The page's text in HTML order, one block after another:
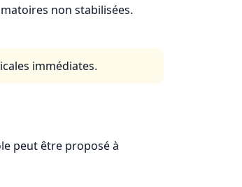
non stabilisées.
immédiates.
peut être proposé à